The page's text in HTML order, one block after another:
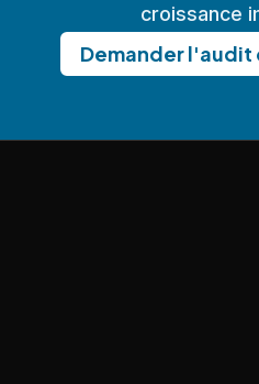
croissance
Demander l'audit